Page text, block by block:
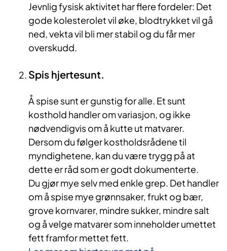
Jevnlig fysisk aktivitet har flere fordeler: Det
gode kolesterolet vil øke, blodtrykket vil gå
ned, vekta vil bli mer stabil og du får mer
overskudd.
Spis hjertesunt.
Å spise sunt er gunstig for alle. Et sunt
kosthold handler om variasjon, og ikke
nødvendigvis om å kutte ut matvarer.
Dersom du følger kostholdsrådene til
myndighetene, kan du være trygg på at
dette er råd som er godt dokumenterte.
Du gjør mye selv med enkle grep. Det handler
om å spise mye grønnsaker, frukt og bær,
grove kornvarer, mindre sukker, mindre salt
og å velge matvarer som inneholder umettet
fett framfor mettet fett.